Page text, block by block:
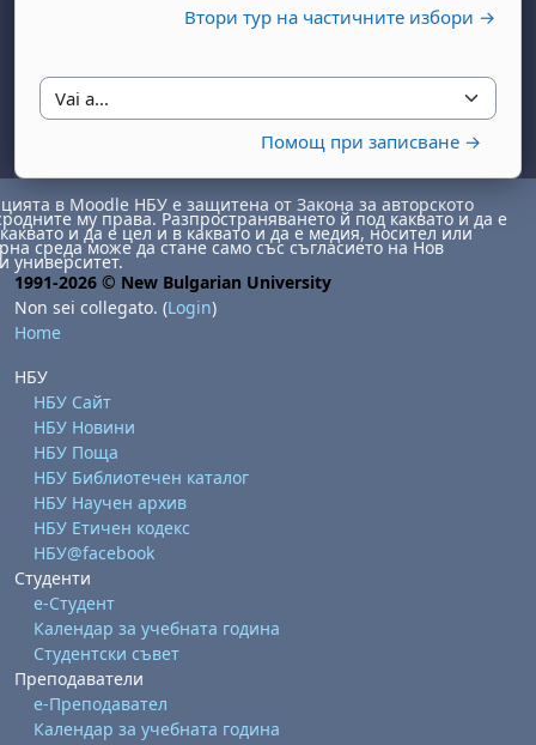
Втори тур на частичните избори →
Vai a...
Помощ при записване →
domenica 23 agosto
в Moodle НБУ е защитена от Закона за авторското
му права. Разпространяването й под каквато и да е
и да е цел и в каквато и да е медия, носител или
среда може да стане само със съгласието на Нов
университет.
1991-2026 © New Bulgarian University
Non sei collegato. (Login)
Home
НБУ
НБУ Сайт
НБУ Новини
НБУ Поща
НБУ Библиотечен каталог
НБУ Научен архив
НБУ Етичен кодекс
НБУ@facebook
Студенти
е-Студент
Календар за учебната година
Студентски съвет
Преподаватели
е-Преподавател
Календар за учебната година